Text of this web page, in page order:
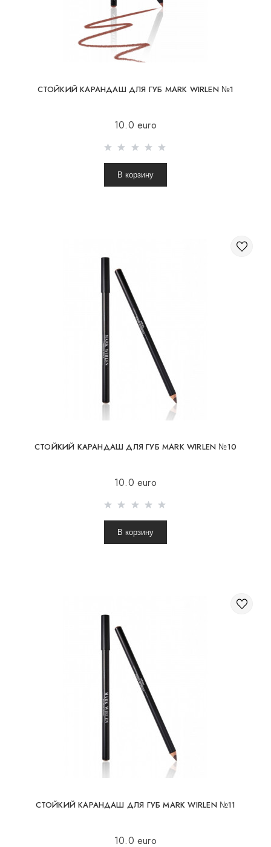
СТОЙКИЙ КАРАНДАШ ДЛЯ ГУБ MARK WIRLEN №1
10.0 euro
В корзину
СТОЙКИЙ КАРАНДАШ ДЛЯ ГУБ MARK WIRLEN №10
10.0 euro
В корзину
СТОЙКИЙ КАРАНДАШ ДЛЯ ГУБ MARK WIRLEN №11
10.0 euro